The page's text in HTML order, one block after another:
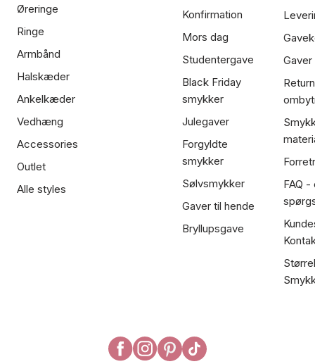
Øreringe
Ringe
Armbånd
Halskæder
Ankelkæder
Vedhæng
Accessories
Outlet
Alle styles
Konfirmation
Mors dag
Studentergave
Black Friday
smykker
Julegaver
Forgyldte
smykker
Sølvsmykker
Gaver til hende
Bryllupsgave
FAQ